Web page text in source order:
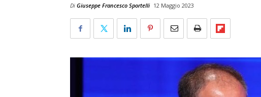
Di Giuseppe Francesco Sportelli 12 Maggio 2023